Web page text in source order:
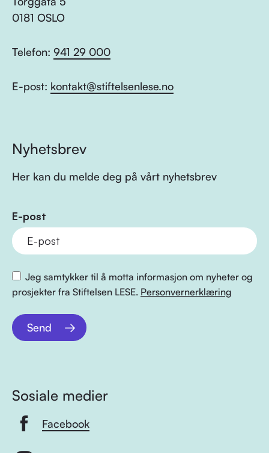
0181 OSLO
Telefon: 941 29 000
E-post: kontakt@stiftelsenlese.no
Nyhetsbrev
Her kan du melde deg på vårt nyhetsbrev
E-post
Jeg samtykker til å motta informasjon om nyheter og
prosjekter fra Stiftelsen LESE. Personvernerklæring
Send
Sosiale medier
Facebook